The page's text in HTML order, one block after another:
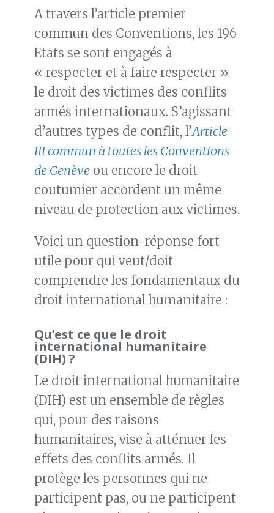
A travers l’article premier
commun des Conventions, les 196
Etats se sont engagés à
« respecter et à faire respecter »
le droit des victimes des conflits
armés internationaux. S’agissant
d’autres types de conflit, l’Article
III commun à toutes les Conventions
de Genève ou encore le droit
coutumier accordent un même
niveau de protection aux victimes.
Voici un question-réponse fort
utile pour qui veut/doit
comprendre les fondamentaux du
droit international humanitaire :
Qu’est ce que le droit
international humanitaire
(DIH) ?
Le droit international humanitaire
(DIH) est un ensemble de règles
qui, pour des raisons
humanitaires, vise à atténuer les
effets des conflits armés. Il
protège les personnes qui ne
participent pas, ou ne participent